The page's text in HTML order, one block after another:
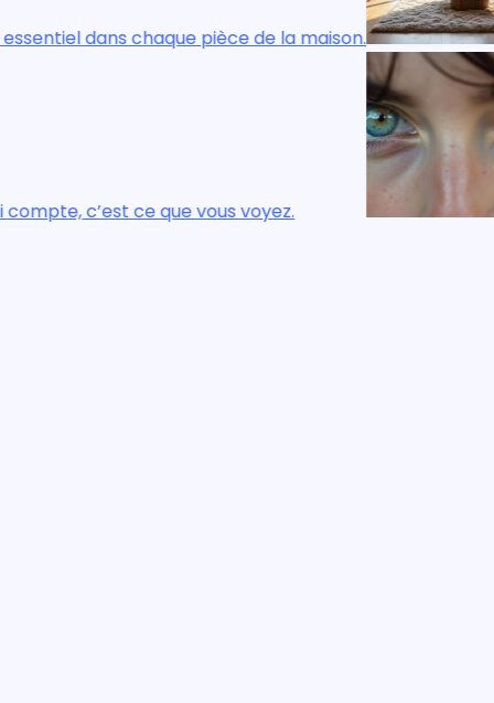
la maison. Le confort réel, visuel
Ce n’est pas ce que